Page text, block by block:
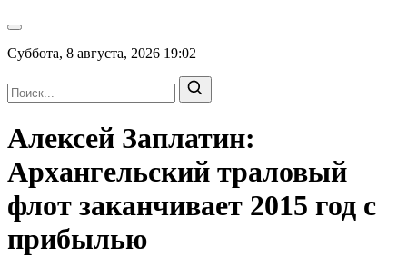
Суббота, 8 августа, 2026 19:02
Алексей Заплатин:
Архангельский траловый
флот заканчивает 2015 год с
прибылью